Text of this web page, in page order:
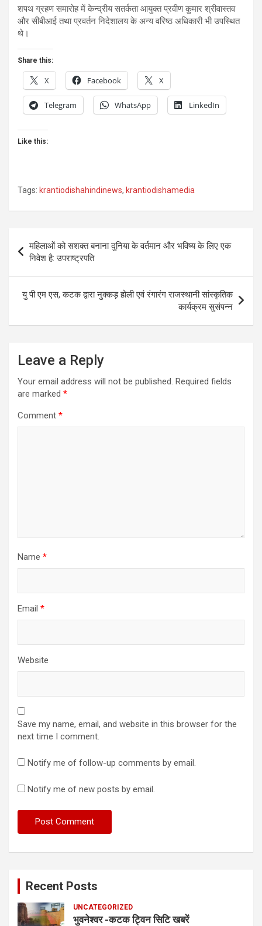
शपथ ग्रहण समारोह में केन्द्रीय सतर्कता आयुक्त प्रवीण कुमार श्रीवास्तव
और सीबीआई तथा प्रवर्तन निदेशालय के अन्य वरिष्ठ अधिकारी भी उपस्थित
थे।
Share this:
X Facebook X
Telegram WhatsApp LinkedIn
Like this:
Tags: krantiodishahindinews, krantiodishamedia
navigation
महिलाओं को सशक्त बनाना दुनिया के वर्तमान और भविष्य के लिए एक
निवेश है: उपराष्ट्रपति
यु पी एम एस, कटक द्वारा नुक्कड़ होली एवं रंगारंग राजस्थानी सांस्कृतिक
कार्यक्रम सुसंपन्न
Leave a Reply
Your email address will not be published. Required fields
are marked *
Comment *
Name *
Email *
Website
Save my name, email, and website in this browser for the
next time I comment.
Notify me of follow-up comments by email.
Notify me of new posts by email.
Recent Posts
UNCATEGORIZED
भुवनेश्वर -कटक ट्विन सिटि खबरें